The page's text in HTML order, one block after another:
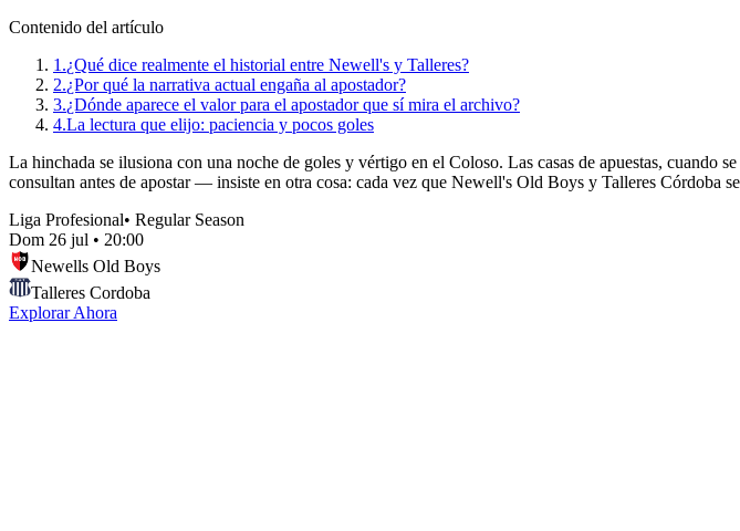
Contenido del artículo
1.¿Qué dice realmente el historial entre Newell's y Talleres?
2.¿Por qué la narrativa actual engaña al apostador?
3.¿Dónde aparece el valor para el apostador que sí mira el archivo?
4.La lectura que elijo: paciencia y pocos goles
La hinchada se ilusiona con una noche de goles y vértigo en el Coloso. Las casas de apuestas,
consultan antes de apostar — insiste en otra cosa: cada vez que Newell's Old Boys y Talleres Córdoba
Liga Profesional• Regular Season
Dom 26 jul • 20:00
Newells Old Boys
Talleres Cordoba
Explorar Ahora